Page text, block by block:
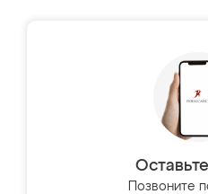
Позвоните